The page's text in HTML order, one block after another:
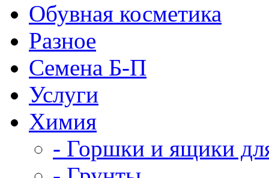
Обувная косметика
Разное
Семена Б-П
Услуги
Химия
- Горшки и ящики